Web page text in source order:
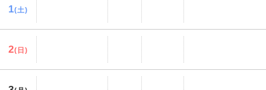
1(土)
2(日)